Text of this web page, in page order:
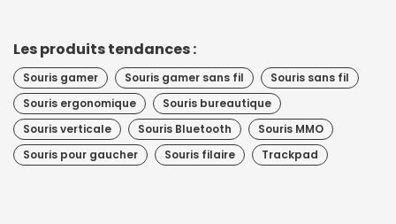
Les produits tendances :
Souris gamer Souris gamer sans fil
Souris sans fil
Souris ergonomique
Souris bureautique
Souris verticale
Souris Bluetooth
Souris MMO
Souris pour gaucher
Souris filaire Trackpad